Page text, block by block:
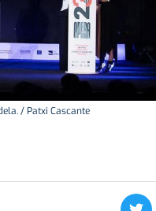
/ Patxi Cascante